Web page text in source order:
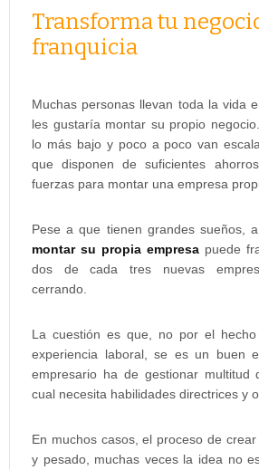
Transforma tu
franquicia
Muchas personas llevan toda la vida
les gustaría montar su propio
lo más bajo y poco a poco van
que disponen de suficientes
fuerzas para montar una empresa
Pese a que tienen grandes sueños,
montar su propia empresa puede
dos de cada tres nuevas
cerrando.
La cuestión es que, no por el
experiencia laboral, se es un buen
empresario ha de gestionar multitud
cual necesita habilidades directrices y
En muchos casos, el proceso de
y pesado, muchas veces la idea no